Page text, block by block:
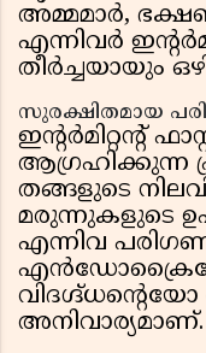
അമ്മമാർ,
എന്നിവർ
തീർച്ചയായും
സുരക്ഷിതമായ
ഇൻ്റർമിറ്റൻ്റ്
ആഗ്രഹിക്കുന്ന
തങ്ങളുടെ
മരുന്നുകളുടെ
എന്നിവ
അനിവാര്യമാണ്.